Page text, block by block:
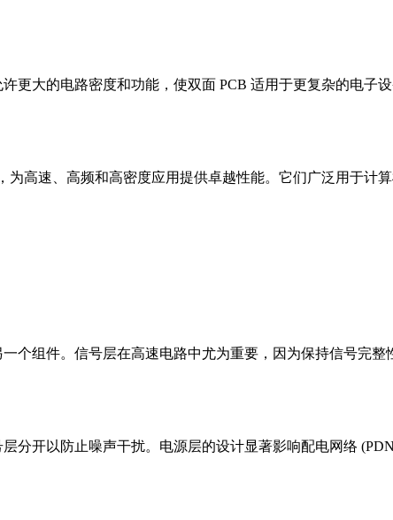
更大的电路密度和功能，使双面 PCB 适用于更复杂的电子
高速、高频和高密度应用提供卓越性能。它们广泛用于计
个组件。信号层在高速电路中尤为重要，因为保持信号完
分开以防止噪声干扰。电源层的设计显著影响配电网络